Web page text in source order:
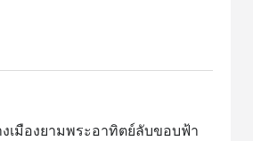
เมืองยามพระอาทิตย์ลับขอบฟ้า